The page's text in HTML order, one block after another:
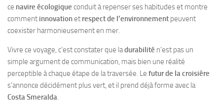
ce navire écologique conduit à repenser ses habitudes et montre
comment innovationet respect de l’environnement peuvent
coexister harmonieusement en mer.
Vivre ce voyage, c’est constater que ladurabilité n’est pas un
simple argument de communication, mais bien une réalité
perceptible à chaque étape de la traversée. Le futur de la croisière
s’annonce décidément plus vert, et il prend déjà forme avec la
Costa Smeralda.